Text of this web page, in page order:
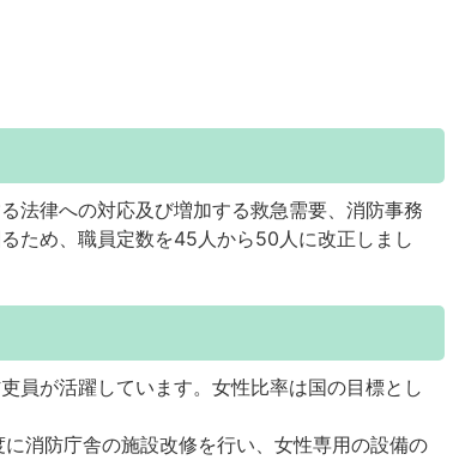
法律への対応及び増加する救急需要、消防事務
ため、職員定数を45人から50人に改正しまし
員が活躍しています。女性比率は国の目標とし
消防庁舎の施設改修を行い、女性専用の設備の